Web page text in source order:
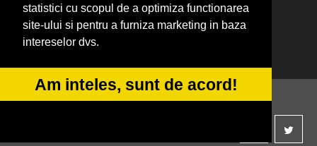
statistici cu scopul de a optimiza functionarea
site-ului si pentru a furniza marketing in baza
intereselor dvs.
Am inteles, sunt de acord!
CentruInchirieri.ro
Medic-Bun.com